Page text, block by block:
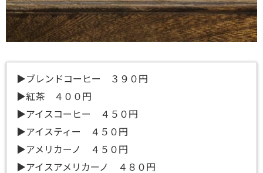
▶ブレンドコーヒー ３９０円
▶紅茶 ４００円
▶アイスコーヒー ４５０円
▶アイスティー ４５０円
▶アメリカーノ ４５０円
▶アイスアメリカーノ ４８０円